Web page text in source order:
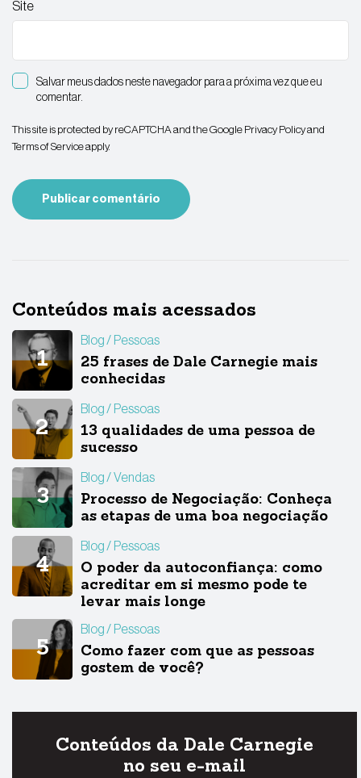
Site
Salvar meus dados neste navegador para a próxima vez que eu
comentar.
This site is protected by reCAPTCHA and the Google Privacy Policyand
Terms of Serviceapply.
Conteúdos mais acessados
Blog Pessoas
25 frases de Dale Carnegie mais
conhecidas
Blog Pessoas
13 qualidades de uma pessoa de
sucesso
Blog Vendas
Processo de Negociação: Conheça
as etapas de uma boa negociação
Blog Pessoas
O poder da autoconfiança: como
acreditar em si mesmo pode te
levar mais longe
Blog Pessoas
Como fazer com que as pessoas
gostem de você?
Conteúdos da Dale Carnegie
no seu e-mail